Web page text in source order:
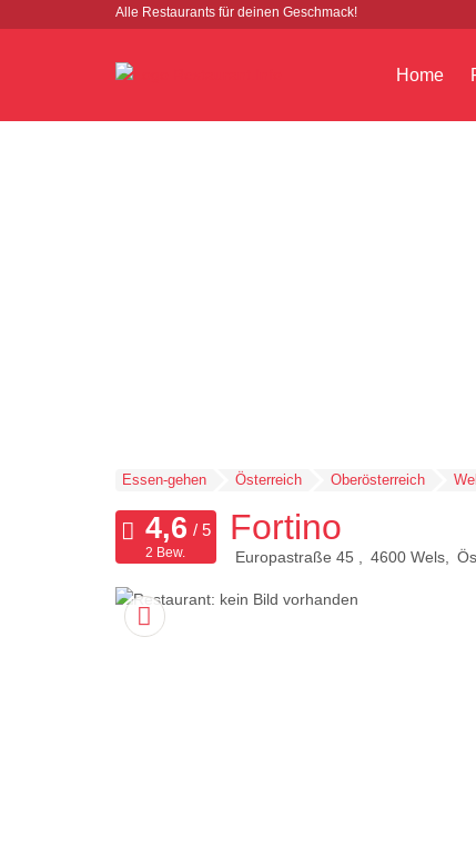
Alle Restaurants für deinen Geschmack!
Home
Essen-gehen Österreich Oberösterreich
Fortino
Europastraße 45 4600 Wels
2 Bew.